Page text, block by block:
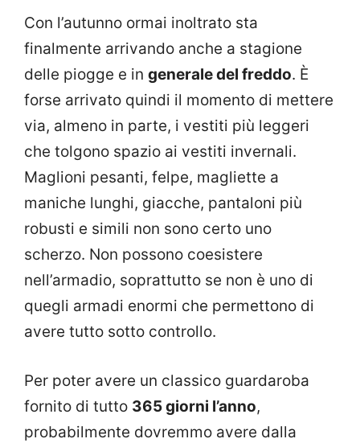
Con l’autunno ormai inoltrato sta
finalmente arrivando anche a stagione
delle piogge e in generale del freddo. È
forse arrivato quindi il momento di mettere
via, almeno in parte, i vestiti più leggeri
che tolgono spazio ai vestiti invernali.
Maglioni pesanti, felpe, magliette a
maniche lunghi, giacche, pantaloni più
robusti e simili non sono certo uno
scherzo. Non possono coesistere
nell’armadio, soprattutto se non è uno di
quegli armadi enormi che permettono di
avere tutto sotto controllo.
Per poter avere un classico guardaroba
fornito di tutto 365 giorni l’anno,
probabilmente dovremmo avere dalla